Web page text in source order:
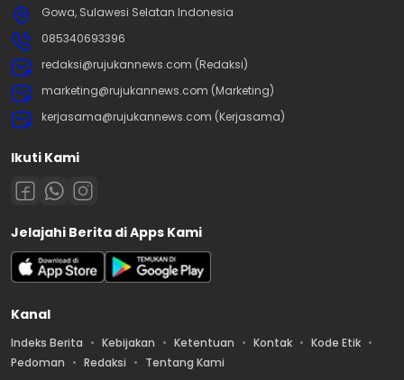
Gowa, Sulawesi Selatan Indonesia
085340693396
redaksi@rujukannews.com (Redaksi)
marketing@rujukannews.com (Marketing)
kerjasama@rujukannews.com (Kerjasama)
Ikuti Kami
Jelajahi Berita di Apps Kami
Kanal
Indeks Berita Kebijakan Ketentuan Kontak
Kode Etik
Pedoman
Redaksi Tentang Kami